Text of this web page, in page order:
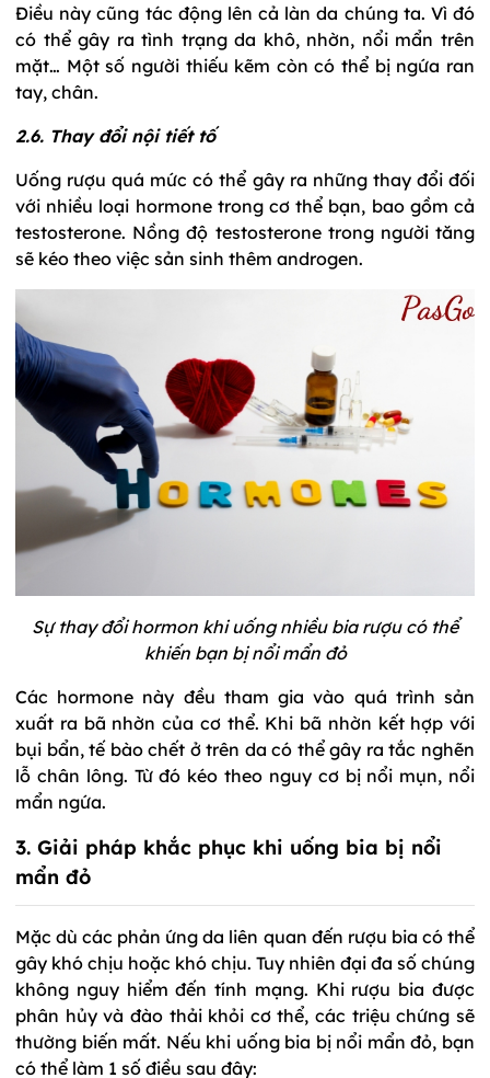
Điều này cũng tác động lên cả làn da chúng ta. Vì đó
có thể gây ra tình trạng da khô, nhờn, nổi mẩn trên
mặt… Một số người thiếu kẽm còn có thể bị ngứa ran
tay, chân.
2.6. Thay đổi nội tiết tố
Uống rượu quá mức có thể gây ra những thay đổi đối
với nhiều loại hormone trong cơ thể bạn, bao gồm cả
testosterone. Nồng độ testosterone trong người tăng
sẽ kéo theo việc sản sinh thêm androgen.
Sự thay đổi hormon khi uống nhiều bia rượu có thể
khiến bạn bị nổi mẩn đỏ
Các hormone này đều tham gia vào quá trình sản
xuất ra bã nhờn của cơ thể. Khi bã nhờn kết hợp với
bụi bẩn, tế bào chết ở trên da có thể gây ra tắc nghẽn
lỗ chân lông. Từ đó kéo theo nguy cơ bị nổi mụn, nổi
mẩn ngứa.
3. Giải pháp khắc phục khi uống bia bị nổi
mẩn đỏ
Mặc dù các phản ứng da liên quan đến rượu bia có thể
gây khó chịu hoặc khó chịu. Tuy nhiên đại đa số chúng
không nguy hiểm đến tính mạng. Khi rượu bia được
phân hủy và đào thải khỏi cơ thể, các triệu chứng sẽ
thường biến mất. Nếu khi uống bia bị nổi mẩn đỏ, bạn
có thể làm 1 số điều sau đây: